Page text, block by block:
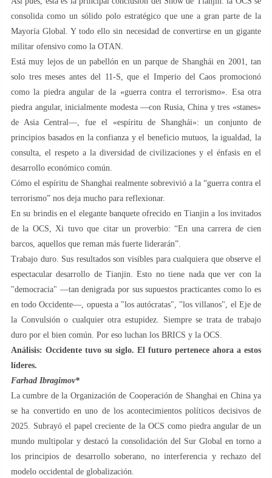
consolida como un sólido polo estratégico que une a gran parte de la
Mayoría Global. Y todo ello sin necesidad de convertirse en un gigante
militar ofensivo como la OTAN.
Está muy lejos de un pabellón en un parque de Shanghái en 2001, tan
solo tres meses antes del 11-S, que el Imperio del Caos promocionó
como la piedra angular de la «guerra contra el terrorismo». Esa otra
piedra angular, inicialmente modesta —con Rusia, China y tres «stanes»
de Asia Central—, fue el «espíritu de Shanghái»: un conjunto de
principios basados ​​en la confianza y el beneficio mutuos, la igualdad, la
consulta, el respeto a la diversidad de civilizaciones y el énfasis en el
desarrollo económico común.
Cómo el espíritu de Shanghai realmente sobrevivió a la “guerra contra el
terrorismo” nos deja mucho para reflexionar.
En su brindis en el elegante banquete ofrecido en Tianjin a los invitados
de la OCS, Xi tuvo que citar un proverbio: “En una carrera de cien
barcos, aquellos que reman más fuerte liderarán”.
Trabajo duro. Sus resultados son visibles para cualquiera que observe el
espectacular desarrollo de Tianjin. Esto no tiene nada que ver con la
"democracia" —tan denigrada por sus supuestos practicantes como lo es
en todo Occidente—, opuesta a "los autócratas", "los villanos", el Eje de
la Convulsión o cualquier otra estupidez. Siempre se trata de trabajo
duro por el bien común. Por eso luchan los BRICS y la OCS.
Análisis: Occidente tuvo su siglo. El futuro pertenece ahora a estos
líderes.
Farhad Ibragimov*
La cumbre de la Organización de Cooperación de Shanghai en China ya
se ha convertido en uno de los acontecimientos políticos decisivos de
2025. Subrayó el papel creciente de la OCS como piedra angular de un
mundo multipolar y destacó la consolidación del Sur Global en torno a
los principios de desarrollo soberano, no interferencia y rechazo del
modelo occidental de globalización.